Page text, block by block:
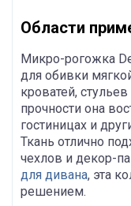
Области
Микро-рогожка
для обивки
кроватей,
прочности она
гостиницах и
Ткань отлично
чехлов и декор-
для дивана, эта
решением.